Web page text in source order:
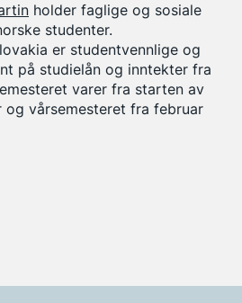
holder faglige og sosiale
studenter.
er studentvennlige og
på studielån og inntekter fra
varer fra starten av
og vårsemesteret fra februar